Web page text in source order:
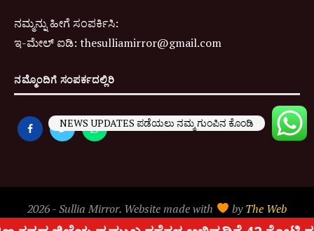
ನಮ್ಮನ್ನು ಹೀಗೆ ಸಂಪರ್ಕಿಸಿ:
ಇ-ಮೇಲ್ ಐಡಿ: thesulliamirror@gmail.com
ನಮ್ಮೊಂದಿಗೆ ಸಂಪರ್ಕದಲ್ಲಿರಿ
2026 - Sullia Mirror. Website made with byThe Web
People.
NEWS UPDATES ಪಡೆಯಲು ನಮ್ಮ ಗುಂಪಿನ ಕೊಂಡಿ